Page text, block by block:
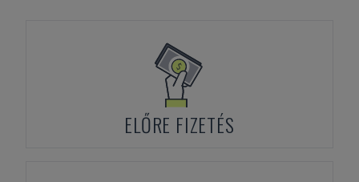
ELŐRE FIZETÉS